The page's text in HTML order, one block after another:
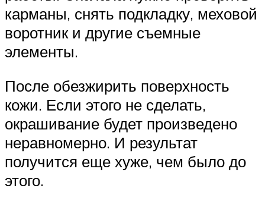
карманы, снять подкладку, меховой
воротник и другие съемные
элементы.
После обезжирить поверхность
кожи. Если этого не сделать,
окрашивание будет произведено
неравномерно. И результат
получится еще хуже, чем было до
этого.